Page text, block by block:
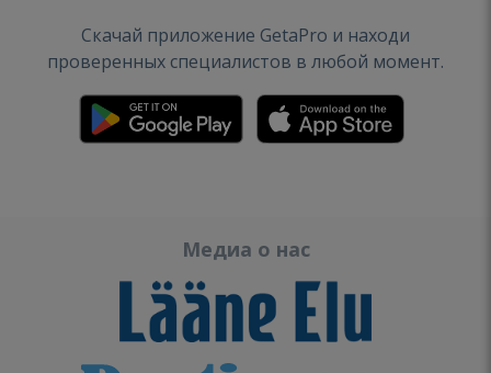
Скачай приложение GetaPro и находи
проверенных специалистов в любой момент.
Медиа о нас